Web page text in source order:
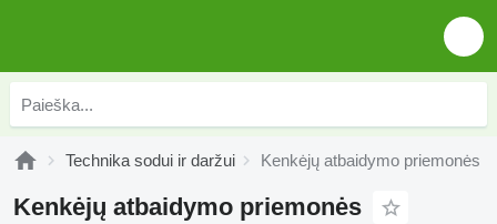
Technika sodui ir daržui Kenkėjų atbaidymo priemonės
Kenkėjų atbaidymo priemonės